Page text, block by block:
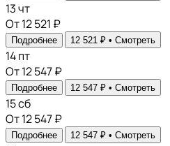
13чт
От 12 521 ₽
Подробнее 12 521 ₽ • Смотреть
14пт
От 12 547 ₽
Подробнее 12 547 ₽ • Смотреть
15сб
От 12 547 ₽
Подробнее 12 547 ₽ • Смотреть